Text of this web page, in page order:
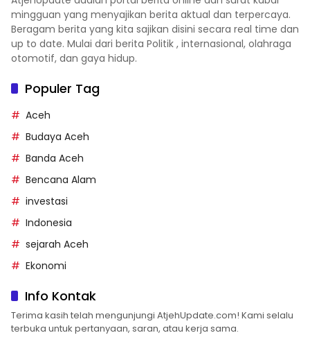
mingguan yang menyajikan berita aktual dan terpercaya.
Beragam berita yang kita sajikan disini secara real time dan
up to date. Mulai dari berita Politik , internasional, olahraga
otomotif, dan gaya hidup.
Populer Tag
Aceh
Budaya Aceh
Banda Aceh
Bencana Alam
investasi
Indonesia
sejarah Aceh
Ekonomi
Info Kontak
Terima kasih telah mengunjungi AtjehUpdate.com! Kami selalu
terbuka untuk pertanyaan, saran, atau kerja sama.